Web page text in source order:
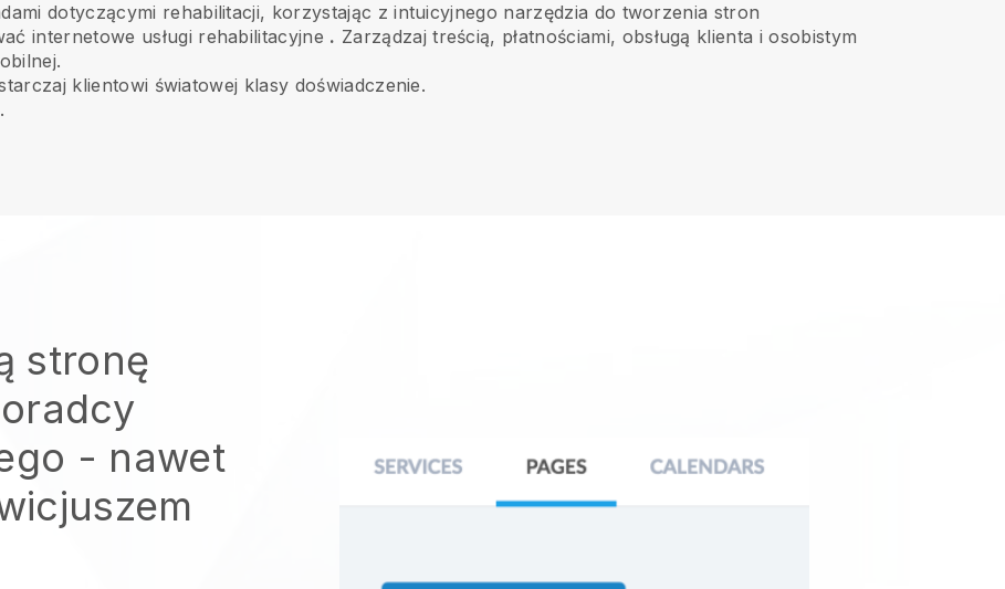
dotyczącymi rehabilitacji, korzystając z intuicyjnego narzędzia do tworzenia stron
internetowe usługi rehabilitacyjne . Zarządzaj treścią, płatnościami, obsługą klienta i osobistym
klientowi światowej klasy doświadczenie.
stronę
- nawet